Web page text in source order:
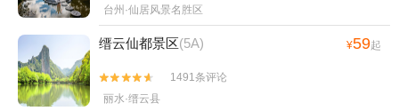
台州·仙居风景名胜区
缙云仙都景区(5A) ¥59起


1491条评论
丽水·缙云县